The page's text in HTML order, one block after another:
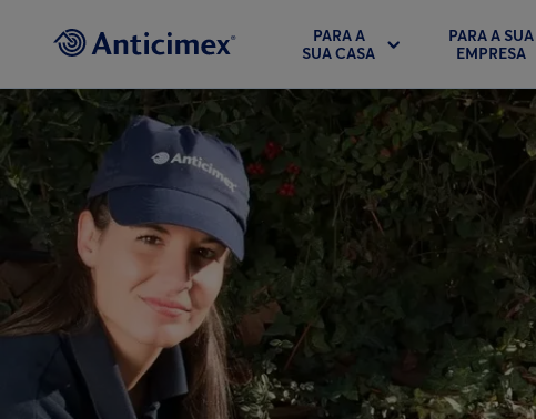
PARA A
SUA CASA
PARA A SUA
EMPRESA